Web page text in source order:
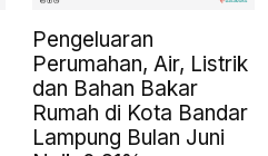
Pengeluaran
Perumahan, Air, Listrik
dan Bahan Bakar
Rumah di Kota Bandar
Lampung Bulan Juni